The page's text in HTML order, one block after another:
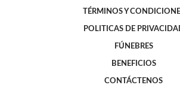
TÉRMINOS Y
POLITICAS DE
FÚNEBRES
BENEFICIOS
CONTÁCTENOS